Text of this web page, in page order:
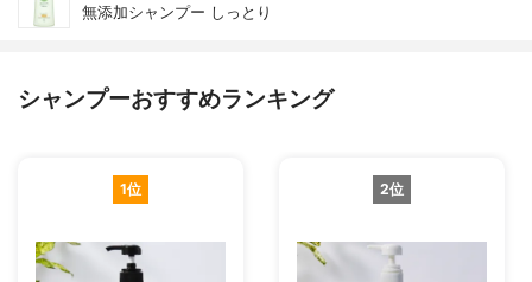
無添加シャンプー しっとり
シャンプーおすすめランキング
1位 2位